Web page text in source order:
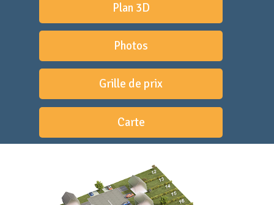
Plan 3D
Photos
Grille de prix
Carte